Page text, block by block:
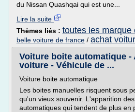
du Nissan Quashqai qui est une...
Lire la suite
Thèmes liés : toutes les marque
belle voiture de france / achat
Voiture boite automatique -
voiture - Véhicule de ...
Voiture boite automatique
Les boites manuelles risquent sous
qu'un vieux souvenir. L'apparition
automatiques qui tendent de plus en